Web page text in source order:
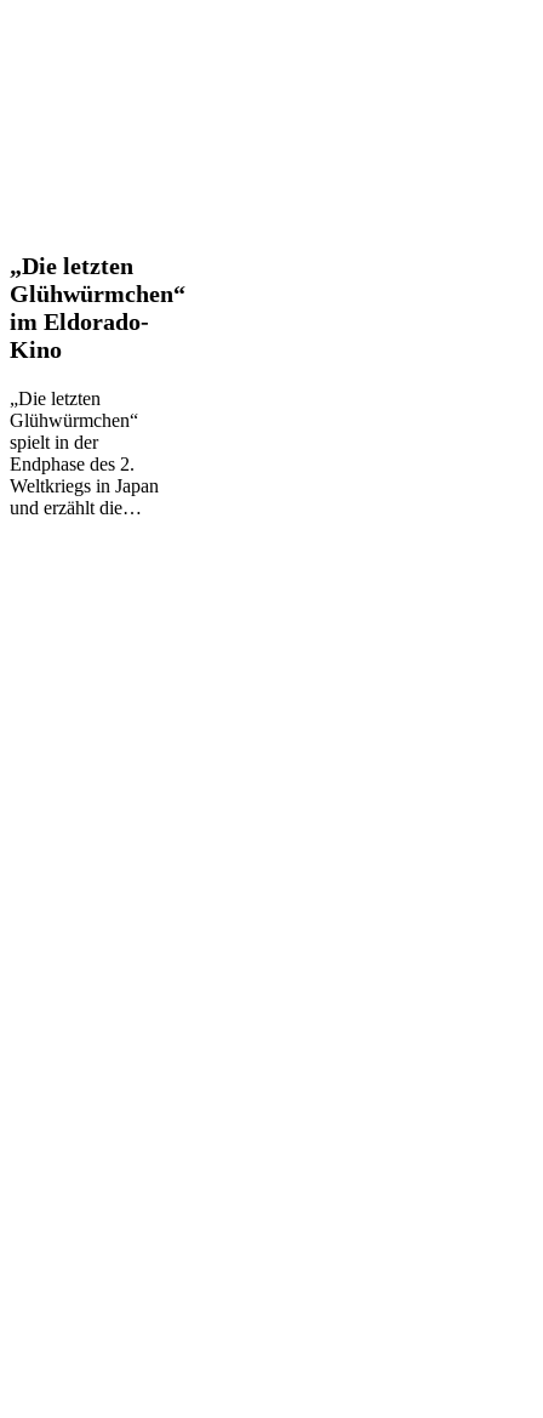
„Die
letzten
Glühwürmchen“
im
Eldorado-
„Die letzten
Glühwürmchen“
im Eldorado-
Kino
„Die letzten
Glühwürmchen“
spielt in der
Endphase des 2.
Weltkriegs in Japan
und erzählt die…